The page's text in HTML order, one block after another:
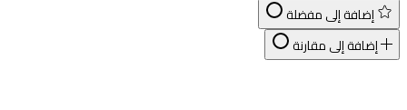
إضافة إلى مفضلة
إضافة إلى مقارنة